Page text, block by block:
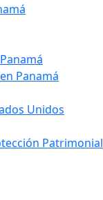
Panamá
Unidos
Patrimonial